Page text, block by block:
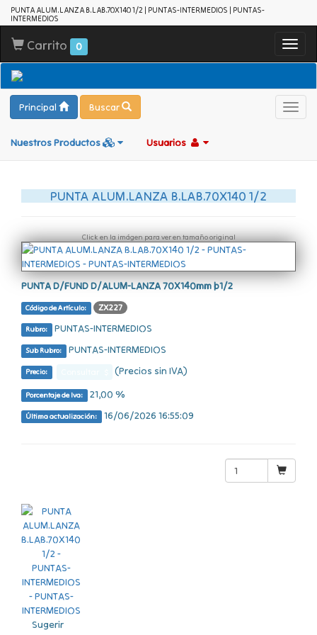
PUNTA ALUM.LANZA B.LAB.70X140 1/2 | PUNTAS-INTERMEDIOS | PUNTAS-
INTERMEDIOS
Carrito 0
Principal Buscar
Nuestros Productos Usuarios
PUNTA ALUM.LANZA B.LAB.70X140 1/2
Click en la imágen para ver en tamaño original
PUNTA D/FUND D/ALUM-LANZA 70X140mm þ1/2
Código de Artículo: ZX227
Rubro: PUNTAS-INTERMEDIOS
Sub Rubro: PUNTAS-INTERMEDIOS
Precio: (Precios sin IVA)
Porcentaje de Iva: 21,00 %
Última actualización: 16/06/2026 16:55:09
Sugerir